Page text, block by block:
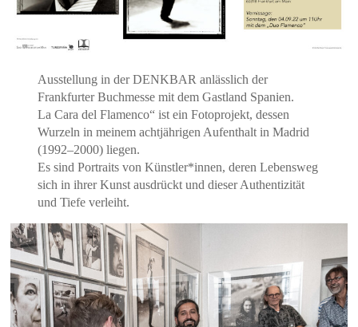
Ausstellung in der DENKBAR anlässlich der
Frankfurter Buchmesse mit dem Gastland Spanien.
La Cara del Flamenco“ ist ein Fotoprojekt, dessen
Wurzeln in meinem achtjährigen Aufenthalt in Madrid
(1992–2000) liegen.
Es sind Portraits von Künstler*innen, deren Lebensweg
sich in ihrer Kunst ausdrückt und dieser Authentizität
und Tiefe verleiht.